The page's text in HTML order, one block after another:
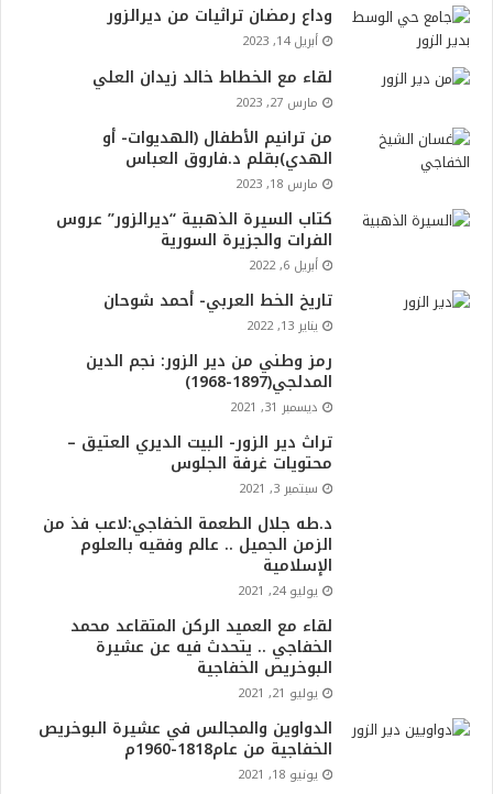
وداع رمضان تراثيات من ديرالزور
أبريل 14, 2023
لقاء مع الخطاط خالد زيدان العلي
مارس 27, 2023
من ترانيم الأطفال (الهديوات- أو
الهدي)بقلم د.فاروق العباس
مارس 18, 2023
كتاب السيرة الذهبية “ديرالزور” عروس
الفرات والجزيرة السورية
أبريل 6, 2022
تاريخ الخط العربي- أحمد شوحان
يناير 13, 2022
رمز وطني من دير الزور: نجم الدين
المدلجي(1897-1968)
ديسمبر 31, 2021
تراث دير الزور- البيت الديري العتيق –
محتويات غرفة الجلوس
سبتمبر 3, 2021
د.طه جلال الطعمة الخفاجي:لاعب فذ من
الزمن الجميل .. عالم وفقيه بالعلوم
الإسلامية
يوليو 24, 2021
لقاء مع العميد الركن المتقاعد محمد
الخفاجي .. يتحدث فيه عن عشيرة
البوخريص الخفاجية
يوليو 21, 2021
الدواوين والمجالس في عشيرة البوخريص
الخفاجية من عام1818-1960م
يونيو 18, 2021